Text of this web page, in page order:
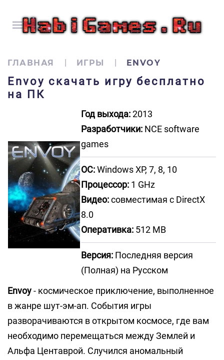
ГЛАВНАЯ ИГРЫ ENVOY
Envoy скачать игру бесплатно
на ПК
Год выхода:2013
Разработчики: NCE software
games
ОС:Windows XP, 7, 8, 10
Процессор: 1 GHz
Видео:совместимая с DirectX
8.0
Оперативка: 512 MB
Версия: Последняя версия
(Полная) на Русском
Envoy- космическое приключение, выполненное
в жанре шут-эм-ап. События игры
разворачиваются в открытом космосе, где вам
необходимо перемещаться между Землей и
Альфа Центаврой. Случился аномальный